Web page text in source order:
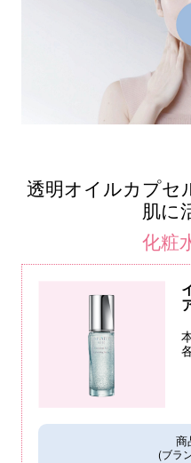
透明オイルカプセ
肌に
化粧
商
(ブラ